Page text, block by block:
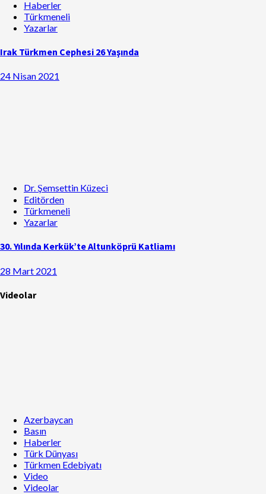
Haberler
Türkmeneli
Yazarlar
Irak Türkmen Cephesi 26 Yaşında
24 Nisan 2021
Dr. Şemsettin Küzeci
Editörden
Türkmeneli
Yazarlar
30. Yılında Kerkük’te Altunköprü Katliamı
28 Mart 2021
Videolar
Azerbaycan
Basın
Haberler
Türk Dünyası
Türkmen Edebiyatı
Video
Videolar